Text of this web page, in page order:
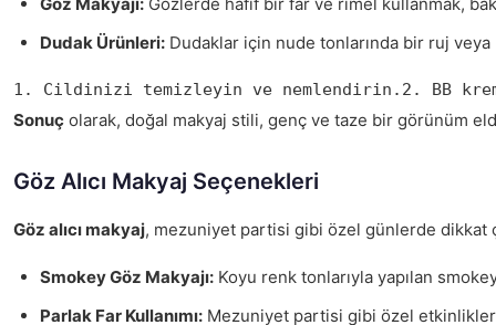
Dudak Ürünleri: Dudaklar için nude tonlarında bir ruj
1. Cildinizi temizleyin ve nemlendirin.2. BB
Sonuç olarak, doğal makyaj stili, genç ve taze bir görünüm
Göz Alıcı Makyaj Seçenekleri
Göz alıcı makyaj, mezuniyet partisi gibi özel günlerde dikkat
Smokey Göz Makyajı: Koyu renk tonlarıyla yapılan
Parlak Far Kullanımı: Mezuniyet partisi gibi özel